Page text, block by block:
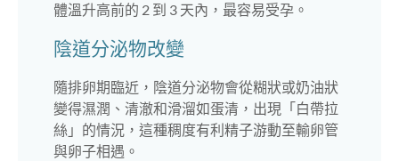
體溫升高前的 2 到 3 天內，最容易受孕。
陰道分泌物改變
隨排卵期臨近，陰道分泌物會從糊狀或奶油狀
變得濕潤、清澈和滑溜如蛋清，出現「白帶拉
絲」的情況，這種稠度有利精子游動至輸卵管
與卵子相遇。